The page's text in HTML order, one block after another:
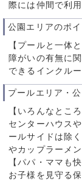
際には仲間で利
公園エリアのポイ
【プールと一体
障がいの有無に
できるインクル
プールエリア・
【いろんなとこ
センターハウス
ールサイドは除
やカップラーメ
【パパ・ママも
お子様を見守る